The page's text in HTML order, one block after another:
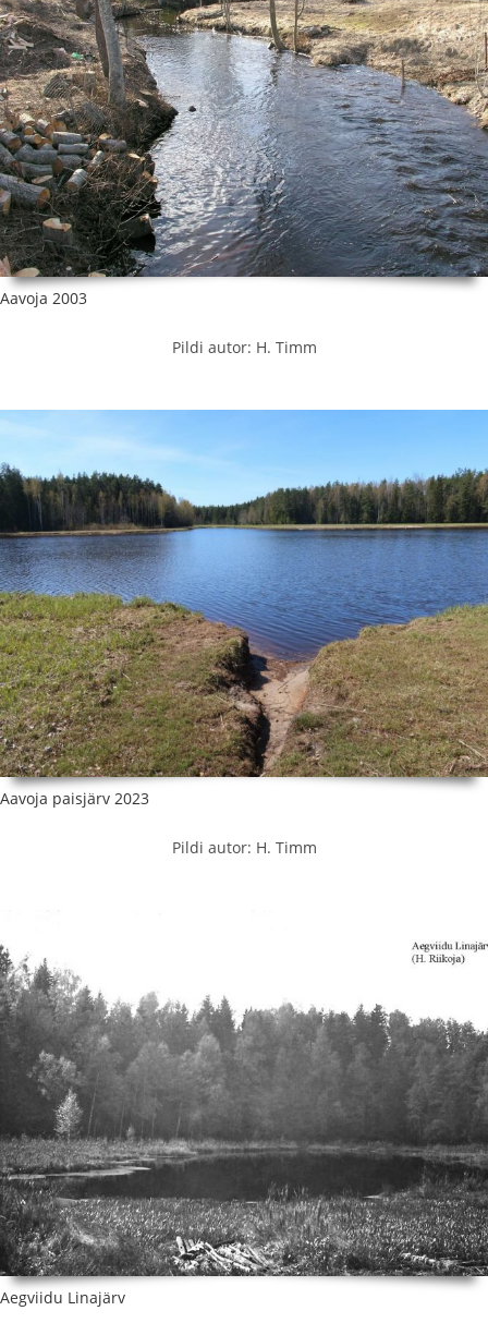
Aavoja 2003
Pildi autor: H. Timm
Aavoja paisjärv 2023
Pildi autor: H. Timm
Aegviidu Linajärv